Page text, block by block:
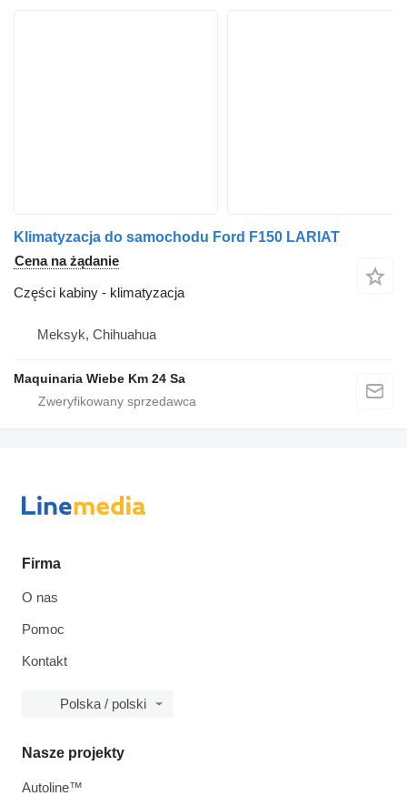
Klimatyzacja do samochodu Ford F150 LARIAT
Cena na żądanie
Części kabiny - klimatyzacja
Meksyk, Chihuahua
Maquinaria Wiebe Km 24 Sa
Firma
O nas
Pomoc
Kontakt
Polska / polski
Nasze projekty
Autoline™